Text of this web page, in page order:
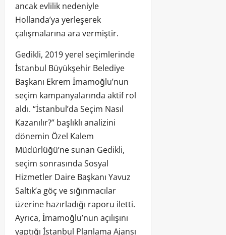
ancak evlilik nedeniyle
Hollanda’ya yerleşerek
çalışmalarına ara vermiştir.
Gedikli, 2019 yerel seçimlerinde
İstanbul Büyükşehir Belediye
Başkanı Ekrem İmamoğlu’nun
seçim kampanyalarında aktif rol
aldı. “İstanbul’da Seçim Nasıl
Kazanılır?” başlıklı analizini
dönemin Özel Kalem
Müdürlüğü’ne sunan Gedikli,
seçim sonrasında Sosyal
Hizmetler Daire Başkanı Yavuz
Saltık’a göç ve sığınmacılar
üzerine hazırladığı raporu iletti.
Ayrıca, İmamoğlu’nun açılışını
yaptığı İstanbul Planlama Ajansı